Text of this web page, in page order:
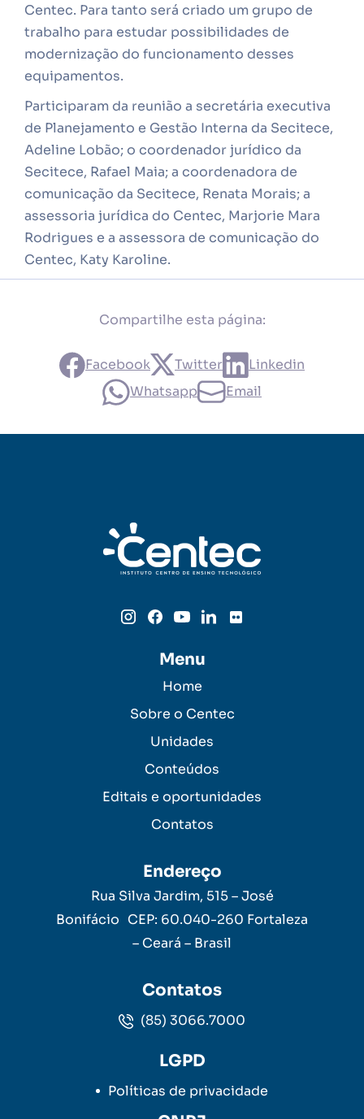
Centec. Para tanto será criado um grupo de
trabalho para estudar possibilidades de
modernização do funcionamento desses
equipamentos.
Participaram da reunião a secretária executiva
de Planejamento e Gestão Interna da Secitece,
Adeline Lobão; o coordenador jurídico da
Secitece, Rafael Maia; a coordenadora de
comunicação da Secitece, Renata Morais; a
assessoria jurídica do Centec, Marjorie Mara
Rodrigues e a assessora de comunicação do
Centec, Katy Karoline.
Compartilhe esta página:
Facebook Twitter
Linkedin
Whatsapp
Email
Menu
Home
Sobre o Centec
Unidades
Conteúdos
Editais e oportunidades
Contatos
Endereço
Rua Silva Jardim, 515 – José
Bonifácio CEP: 60.040-260 Fortaleza
– Ceará – Brasil
Contatos
(85) 3066.7000
LGPD
Políticas de privacidade